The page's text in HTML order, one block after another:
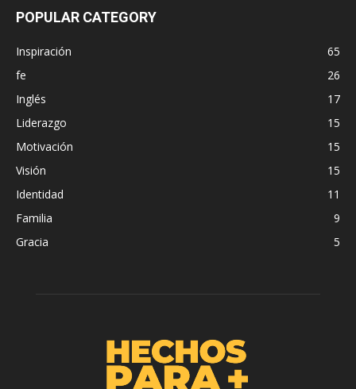
POPULAR CATEGORY
Inspiración
65
fe
26
Inglés
17
Liderazgo
15
Motivación
15
Visión
15
Identidad
11
Familia
9
Gracia
5